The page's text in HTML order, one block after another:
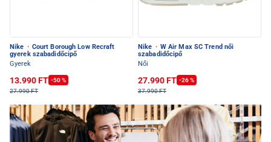
Nike · Court Borough Low Recraft
gyerek szabadidőcipő
Gyerek
13.990 FT -50 %
27.990 FT
Nike · W Air Max SC Trend női
szabadidőcipő
Női
27.990 FT -26 %
37.990 FT